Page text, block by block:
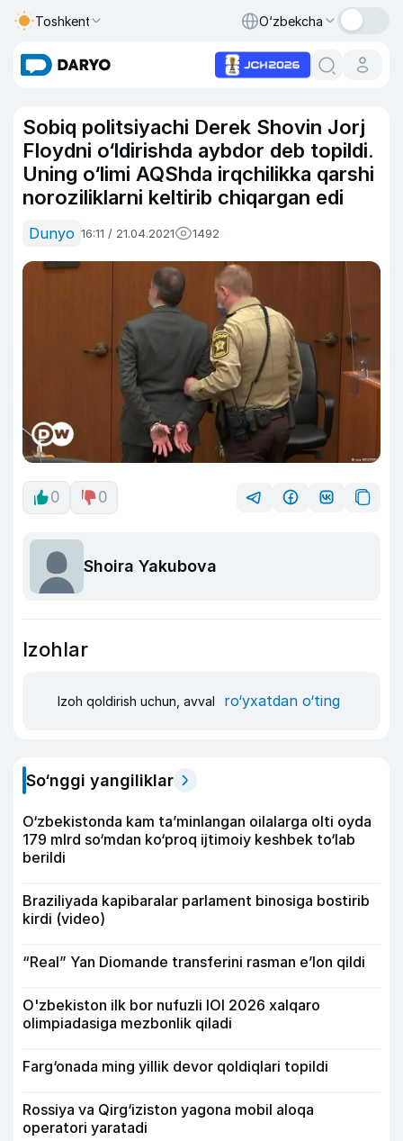
Toshkent O‘zbekcha
Sobiq politsiyachi Derek Shovin Jorj
Floydni o‘ldirishda aybdor deb topildi.
Uning o‘limi AQShda irqchilikka qarshi
noroziliklarni keltirib chiqargan edi
Dunyo 16:11 / 21.04.2021 1492
0 0
Shoira Yakubova
Izohlar
Izoh qoldirish uchun, avval ro‘yxatdan o‘ting
So‘nggi yangiliklar
O‘zbekistonda kam ta’minlangan oilalarga olti oyda
179 mlrd so‘mdan ko‘proq ijtimoiy keshbek to‘lab
berildi
Braziliyada kapibaralar parlament binosiga bostirib
kirdi (video)
“Real” Yan Diomande transferini rasman e’lon qildi
O'zbekiston ilk bor nufuzli IOI 2026 xalqaro
olimpiadasiga mezbonlik qiladi
Farg‘onada ming yillik devor qoldiqlari topildi
Rossiya va Qirg‘iziston yagona mobil aloqa
operatori yaratadi